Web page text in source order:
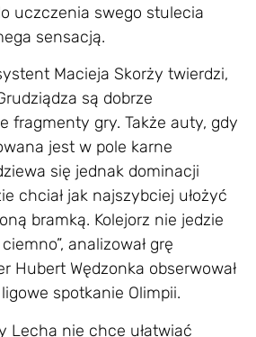
uczczenia swego stulecia
sensacją.
Macieja Skorży twierdzi,
są dobrze
fragmenty gry. Także auty, gdy
jest w pole karne
się jednak dominacji
chciał jak najszybciej ułożyć
bramką. Kolejorz nie jedzie
analizował grę
Hubert Wędzonka obserwował
spotkanie Olimpii.
Lecha nie chce ułatwiać